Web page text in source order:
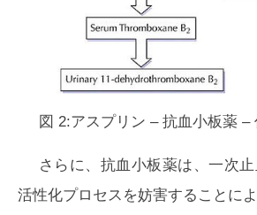
図 2:アスプリン – 抗血小板薬 –
さらに、抗血小板薬は、一次
活性化プロセスを妨害することに